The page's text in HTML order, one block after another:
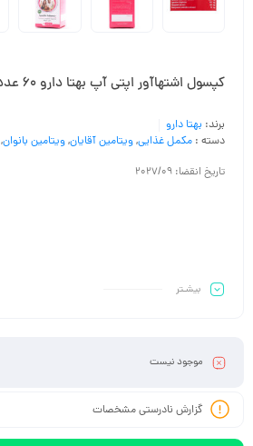
کپسول اشتهاآور اپتی آپ بهتا دارو 60 عدد
برند: بهتا دارو
دسته : مکمل غذایی,ویتامین آقایان,ویتامین بانوان,
تاریخ انقضا: 2027/09
بیشـتر
موجود نیست
گزارش نادرستی مشخصات